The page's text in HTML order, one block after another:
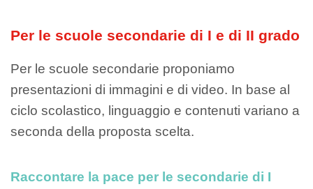
Per le scuole secondarie di I e di II grado
Per le scuole secondarie proponiamo
presentazioni di immagini e di video. In base al
ciclo scolastico, linguaggio e contenuti variano a
seconda della proposta scelta.
Raccontare la pace per le secondarie di I